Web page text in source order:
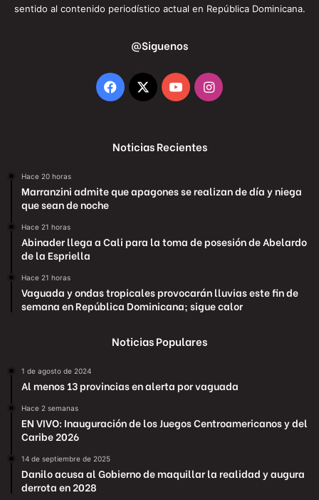
sentido al contenido periodístico actual en República Dominicana.
@Siguenos
Facebook
X YouTubeInstagram
Noticias Recientes
Hace 20 horas
Marranzini admite que apagones se realizan de día y niega
que sean de noche
Hace 21 horas
Abinader llega a Cali para la toma de posesión de Abelardo
de la Espriella
Hace 21 horas
Vaguada y ondas tropicales provocarán lluvias este fin de
semana en República Dominicana; sigue calor
Noticias Populares
1 de agosto de 2024
Al menos 13 provincias en alerta por vaguada
Hace 2 semanas
EN VIVO: Inauguración de los Juegos Centroamericanos y del
Caribe 2026
14 de septiembre de 2025
Danilo acusa al Gobierno de maquillar la realidad y augura
derrota en 2028